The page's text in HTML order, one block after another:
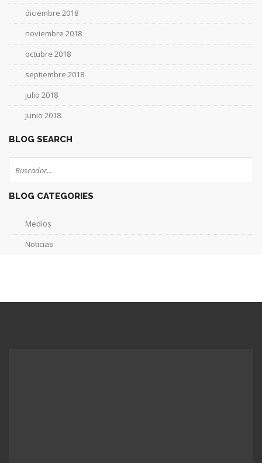
diciembre 2018
noviembre 2018
octubre 2018
septiembre 2018
julio 2018
junio 2018
BLOG SEARCH
BLOG CATEGORIES
Medios
Noticias